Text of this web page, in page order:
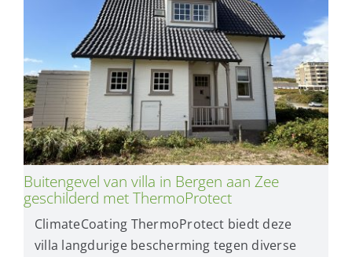
Buitengevel van villa in Bergen aan Zee
geschilderd met ThermoProtect
ClimateCoating ThermoProtect biedt deze
villa langdurige bescherming tegen diverse